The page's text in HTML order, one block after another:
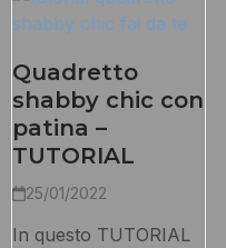
Quadretto
shabby chic con
patina –
TUTORIAL
25/01/2022
In questo TUTORIAL